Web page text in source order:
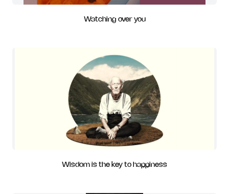
Watching over you
Wisdom is the key to happiness